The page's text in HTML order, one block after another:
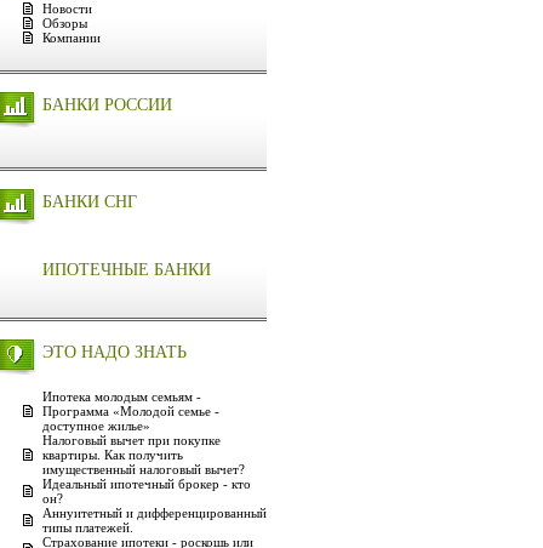
Новости
Обзоры
Компании
БАНКИ РОССИИ
БАНКИ СНГ
ИПОТЕЧНЫЕ БАНКИ
ЭТО НАДО ЗНАТЬ
Ипотека молодым семьям -
Программа «Молодой семье -
доступное жилье»
Налоговый вычет при покупке
квартиры. Как получить
имущественный налоговый вычет?
Идеальный ипотечный брокер - кто
он?
Аннуитетный и дифференцированный
типы платежей.
Страхование ипотеки - роскошь или